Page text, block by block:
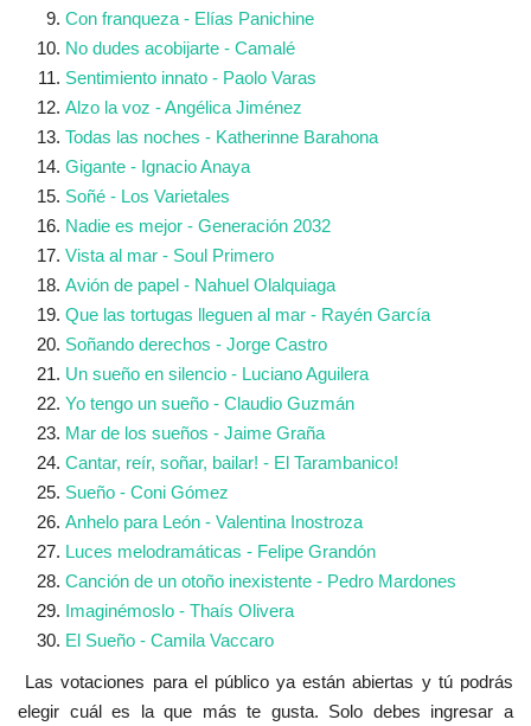
Con franqueza - Elías Panichine
No dudes acobijarte - Camalé
Sentimiento innato - Paolo Varas
Alzo la voz - Angélica Jiménez
Todas las noches - Katherinne Barahona
Gigante - Ignacio Anaya
Soñé - Los Varietales
Nadie es mejor - Generación 2032
Vista al mar - Soul Primero
Avión de papel - Nahuel Olalquiaga
Que las tortugas lleguen al mar - Rayén García
Soñando derechos - Jorge Castro
Un sueño en silencio - Luciano Aguilera
Yo tengo un sueño - Claudio Guzmán
Mar de los sueños - Jaime Graña
Cantar, reír, soñar, bailar! - El Tarambanico!
Sueño - Coni Gómez
Anhelo para León - Valentina Inostroza
Luces melodramáticas - Felipe Grandón
Canción de un otoño inexistente - Pedro Mardones
Imaginémoslo - Thaís Olivera
El Sueño - Camila Vaccaro
Las votaciones para el público ya están abiertas y tú podrás
elegir cuál es la que más te gusta. Solo debes ingresar a